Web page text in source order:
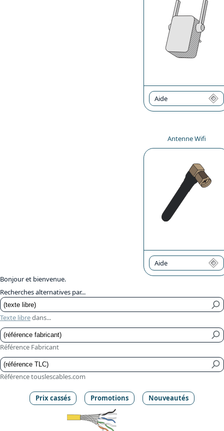
Aide
Antenne Wifi
Aide
Bonjour et bienvenue.
Recherches alternatives par...
Texte libredans...
Référence Fabricant
Référence touslescables.com
Prix cassés Promotions Nouveautés